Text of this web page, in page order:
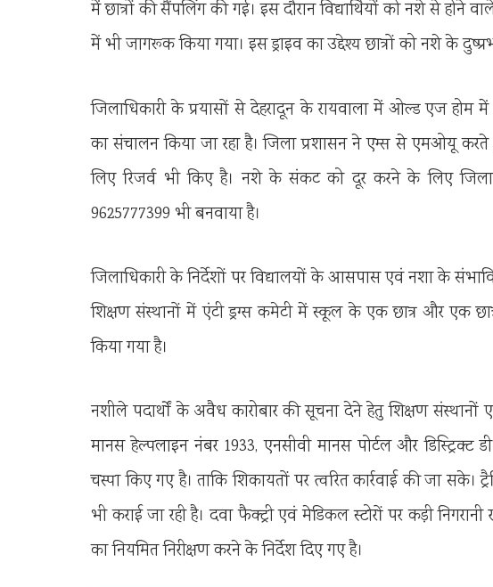
में छात्रों की सैंपलिंग की गई। इस दौरान विद्यार्थियों को नशे से होने
में भी जागरूक किया गया। इस ड्राइव का उद्देश्य छात्रों को नशे के
जिलाधिकारी के प्रयासों से देहरादून के रायवाला में ओल्ड एज होम
का संचालन किया जा रहा है। जिला प्रशासन ने एम्स से एमओयू
लिए रिजर्व भी किए है। नशे के संकट को दूर करने के लिए जिला
9625777399 भी बनवाया है।
जिलाधिकारी के निर्देशों पर विद्यालयों के आसपास एवं नशा के
शिक्षण संस्थानों में एंटी ड्रग्स कमेटी में स्कूल के एक छात्र और एक
किया गया है।
नशीले पदार्थों के अवैध कारोबार की सूचना देने हेतु शिक्षण संस्थानों
मानस हेल्पलाइन नंबर 1933, एनसीवी मानस पोर्टल और डिस्ट्रिक्ट
चस्पा किए गए है। ताकि शिकायतों पर त्वरित कार्रवाई की जा सके।
भी कराई जा रही है। दवा फैक्ट्री एवं मेडिकल स्टोरों पर कड़ी निगरानी
का नियमित निरीक्षण करने के निर्देश दिए गए है।